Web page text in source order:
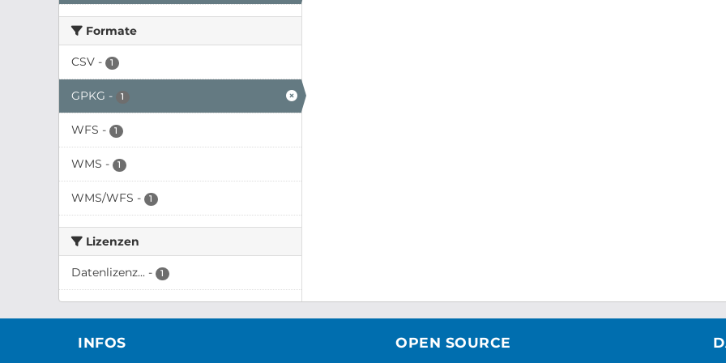
Formate
CSV - 1
GPKG - 1
WFS - 1
WMS - 1
WMS/WFS - 1
Lizenzen
Datenlizenz... - 1
INFOS OPEN SOURCE